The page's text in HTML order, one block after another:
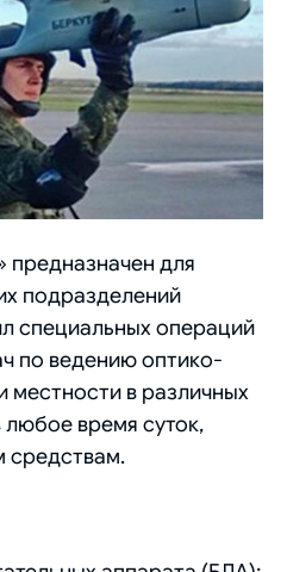
предназначен для
подразделений
специальных операций
по ведению оптико-
местности в различных
любое время суток,
средствам.